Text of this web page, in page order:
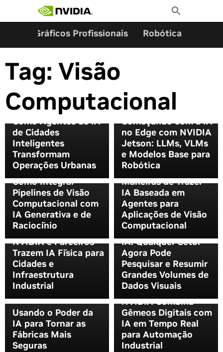
Toggle
Search
Gráficos Profissionais Robótica
Tag: Visão
Computacional
Como Agentes de IA
de Cidades
Inteligentes
Transformam
Operações Urbanas
Começando com a IA
no Edge com NVIDIA
Jetson: LLMs, VLMs
e Modelos Base para
Robótica
Como Integrar
Pipelines de Visão
Computacional com
IA Generativa e de
Raciocínio
Laboratório
Nemotron: 3
Maneiras de Trazer
IA Baseada em
Agentes para
Aplicações de Visão
Computacional
Tornando Espaços
Mais Seguros:
NVIDIA e Parceiros
Trazem IA Física para
Cidades e
Infraestrutura
Industrial
Dê Uma Olhada na
IA: Qualquer Setor
Agora Pode
Pesquisar e Resumir
Grandes Volumes de
Dados Visuais
Usando o Poder da
IA para Tornar as
Fábricas Mais
Seguras
Fique em Sincronia:
NVIDIA Combina
Gêmeos Digitais com
IA em Tempo Real
para Automação
Industrial